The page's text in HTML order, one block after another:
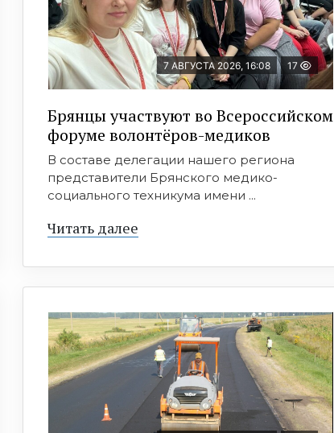
7 АВГУСТА 2026, 16:08 17
Брянцы участвуют во Всероссийском
форуме волонтёров-медиков
В составе делегации нашего региона
представители Брянского медико-
социального техникума имени ...
Читать далее